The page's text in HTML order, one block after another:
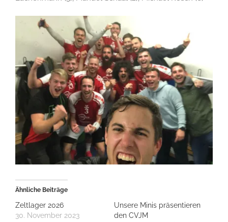
Ähnliche Beiträge
Zeltlager 2026
30. November 2023
Unsere Minis präsentieren
den CVJM